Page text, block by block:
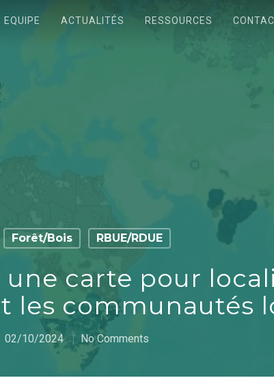
EQUIPE ACTUALITÉS RESSOURCES
Forêt/Bois RBUE/RDUE
carte pour
les communautés
02/10/2024 No Comments